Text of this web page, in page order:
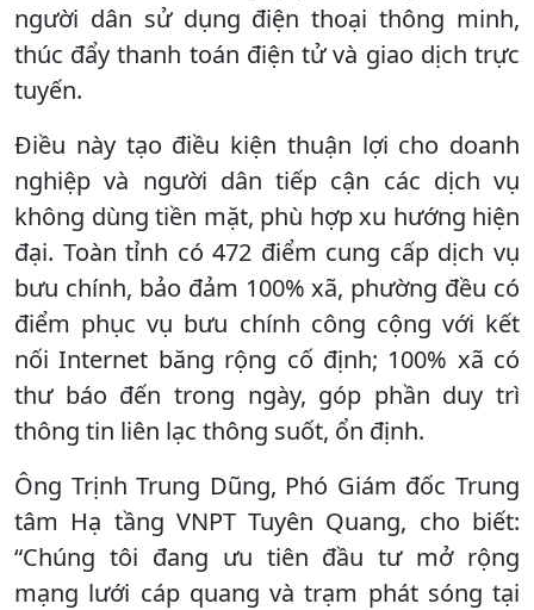
người dân sử dụng điện thoại thông minh,
thúc đẩy thanh toán điện tử và giao dịch trực
tuyến.
Điều này tạo điều kiện thuận lợi cho doanh
nghiệp và người dân tiếp cận các dịch vụ
không dùng tiền mặt, phù hợp xu hướng hiện
đại. Toàn tỉnh có 472 điểm cung cấp dịch vụ
bưu chính, bảo đảm 100% xã, phường đều có
điểm phục vụ bưu chính công cộng với kết
nối Internet băng rộng cố định; 100% xã có
thư báo đến trong ngày, góp phần duy trì
thông tin liên lạc thông suốt, ổn định.
Ông Trịnh Trung Dũng, Phó Giám đốc Trung
tâm Hạ tầng VNPT Tuyên Quang, cho biết:
“Chúng tôi đang ưu tiên đầu tư mở rộng
mạng lưới cáp quang và trạm phát sóng tại